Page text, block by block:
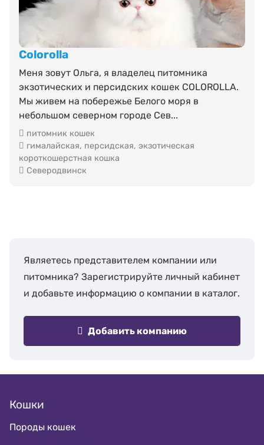
Colorolla
Меня зовут Ольга, я владелец питомника
экзотических и персидских кошек COLOROLLA.
Мы живем на побережье Белого моря в
небольшом северном городе Сев...
питомник кошек
гималайская, персидская, экзотическая
короткошерстная кошка
Северодвинск
Являетесь представителем компании или
питомника? Зарегистрируйте личный кабинет
и добавьте информацию о компании в каталог.
Добавить компанию
Кошки
Породы кошек